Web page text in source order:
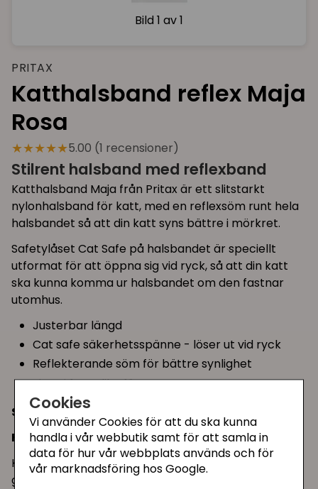
Cookies
Vi använder Cookies för att du ska kunna
handla i vår webbutik samt för att samla in
data för hur vår webbplats används och för
vår marknadsföring hos Google.
Bild 1 av 1
PRITAX
Katthalsband reflex Maja
Rosa
★★★★★5.00 (1 recensioner)
Stilrent halsband med reflexband
Katthalsband Maja från Pritax är ett slitstarkt
nylonhalsband för katt, med en reflexsöm runt hela
halsbandet så att din katt syns bättre i mörkret.
Safetylåset Cat Safe på halsbandet är speciellt
utformat för att öppna sig vid ryck, så att din katt
ska kunna komma ur halsbandet om den fastnar
utomhus.
Justerbar längd
Cat safe säkerhetsspänne - löser ut vid ryck
Reflekterande söm för bättre synlighet
Finns i fyra olika färger
Storlek:Justerbar upp till 30 cm
Färg:Cerise-rosa
Katthalsbandet har även en pingla som självklart
går att knipsa bort om man vill - för kattens skull.